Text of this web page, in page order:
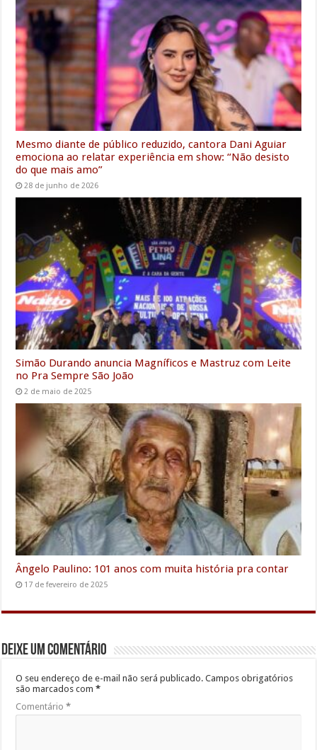
o
r
p
I
n
m
g
e
r
Mesmo diante de público reduzido, cantora Dani Aguiar
emociona ao relatar experiência em show: “Não desisto
do que mais amo”
28 de junho de 2026
Simão Durando anuncia Magníficos e Mastruz com Leite
no Pra Sempre São João
2 de maio de 2025
Ângelo Paulino: 101 anos com muita história pra contar
17 de fevereiro de 2025
Deixe um comentário
O seu endereço de e-mail não será publicado. Campos obrigatórios
são marcados com*
Comentário*